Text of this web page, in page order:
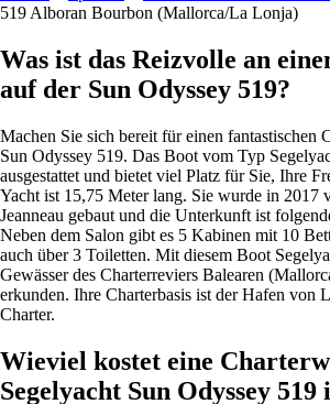
519 Alboran Bourbon (Mallorca/La Lonja)
Was ist das Reizvolle an
auf der Sun Odyssey 519?
Machen Sie sich bereit für einen fantastischen
Sun Odyssey 519. Das Boot vom Typ
ausgestattet und bietet viel Platz für Sie, Ihre
Yacht ist 15,75 Meter lang. Sie wurde in 2017
Jeanneau gebaut und die Unterkunft ist
Neben dem Salon gibt es 5 Kabinen mit 10
auch über 3 Toiletten. Mit diesem Boot
Gewässer des Charterreviers Balearen
erkunden. Ihre Charterbasis ist der Hafen von
Charter.
Wieviel kostet eine
Segelyacht Sun Odyssey